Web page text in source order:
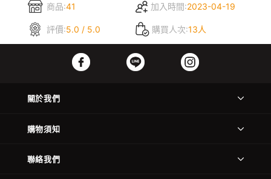
商品:41 加入時間:2023-04-19
評價:5.0 / 5.0 購買人次:13人
關於我們
購物須知
聯絡我們